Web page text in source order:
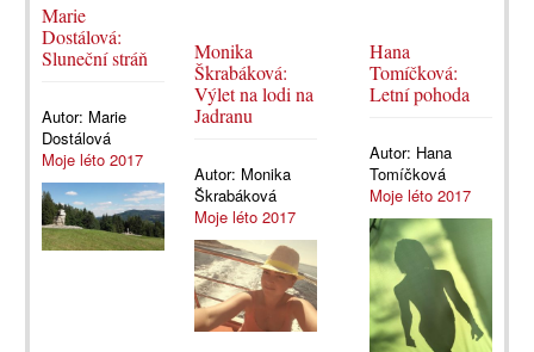
Marie
Dostálová:
Sluneční stráň
Autor: Marie
Dostálová
Moje léto 2017
Monika
Škrabáková:
Výlet na lodi na
Jadranu
Autor: Monika
Škrabáková
Moje léto 2017
Hana
Tomíčková:
Letní pohoda
Autor: Hana
Tomíčková
Moje léto 2017